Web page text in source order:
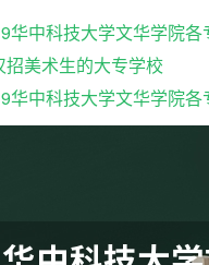
华中科技大学文华学院
招美术生的大专学校
华中科技大学文华学院